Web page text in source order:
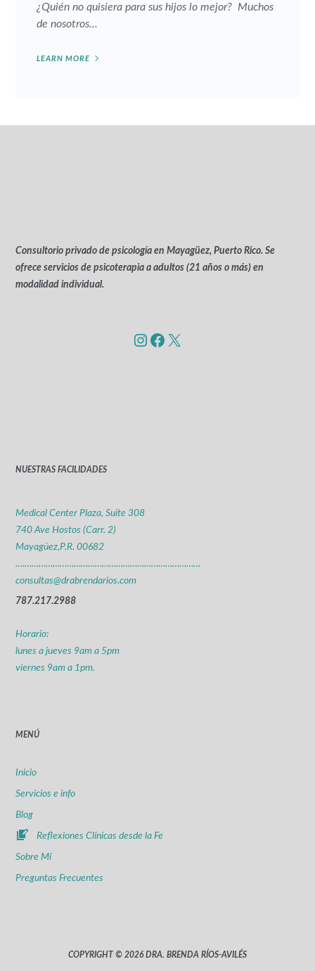
¿Quién no quisiera para sus hijos lo mejor? Muchos
de nosotros...
LEARN MORE
Consultorio privado de psicología en Mayagüez, Puerto Rico. Se
ofrece servicios de psicoterapia a adultos (21 años o más) en
modalidad individual.
Instagram
Facebook
X
NUESTRAS FACILIDADES
Medical Center Plaza, Suite 308
740 Ave Hostos (Carr. 2)
Mayagüez,P.R. 00682
.……………………………………………………………………
consultas@drabrendarios.com
787.217.2988
Horario:
lunes a jueves 9am a 5pm
viernes 9am a 1pm.
MENÚ
Inicio
Servicios e info
Blog
Reflexiones Clínicas desde la Fe
Sobre Mí
Preguntas Frecuentes
COPYRIGHT © 2026 DRA. BRENDA RÍOS-AVILÉS